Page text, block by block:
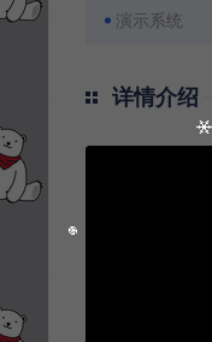
演示系统
详情介绍